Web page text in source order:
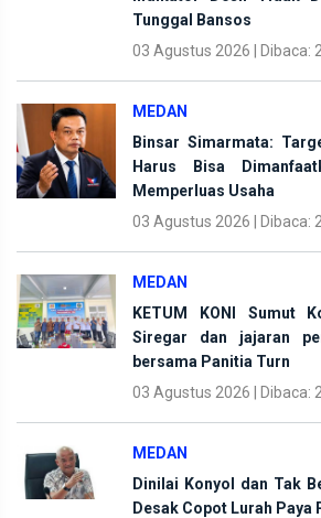
Tunggal Bansos
03 Agustus 2026 | Dibaca:
MEDAN
Binsar Simarmata:
Harus Bisa
Memperluas Usaha
03 Agustus 2026 | Dibaca:
MEDAN
KETUM KONI Sumut
Siregar dan jajaran
bersama Panitia Turn
03 Agustus 2026 | Dibaca:
MEDAN
Dinilai Konyol dan Tak
Desak Copot Lurah Paya